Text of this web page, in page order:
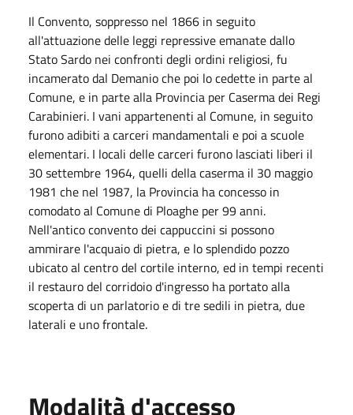
Il Convento, soppresso nel 1866 in seguito
all'attuazione delle leggi repressive emanate dallo
Stato Sardo nei confronti degli ordini religiosi, fu
incamerato dal Demanio che poi lo cedette in parte al
Comune, e in parte alla Provincia per Caserma dei Regi
Carabinieri. I vani appartenenti al Comune, in seguito
furono adibiti a carceri mandamentali e poi a scuole
elementari. I locali delle carceri furono lasciati liberi il
30 settembre 1964, quelli della caserma il 30 maggio
1981 che nel 1987, la Provincia ha concesso in
comodato al Comune di Ploaghe per 99 anni.
Nell'antico convento dei cappuccini si possono
ammirare l'acquaio di pietra, e lo splendido pozzo
ubicato al centro del cortile interno, ed in tempi recenti
il restauro del corridoio d'ingresso ha portato alla
scoperta di un parlatorio e di tre sedili in pietra, due
laterali e uno frontale.
Modalità d'accesso